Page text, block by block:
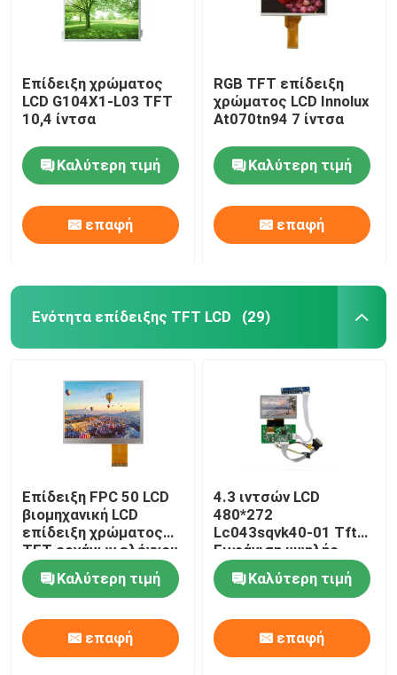
Επίδειξη χρώματος
LCD G104X1-L03 TFT
10,4 ίντσα
Καλύτερη τιμή
επαφή
RGB TFT επίδειξη
χρώματος LCD Innolux
At070tn94 7 ίντσα
Καλύτερη τιμή
επαφή
Ενότητα επίδειξης TFT LCD (29)
Επίδειξη FPC 50 LCD
βιομηχανική LCD
επίδειξη χρώματος
TFT οργάνων ελέγχου
καρφιτσών
Καλύτερη τιμή
επαφή
4.3 ιντσών LCD
480*272
Lc043sqvk40-01 Tft
Εμφάνιση υψηλής
ανάλυσης Ttl
Καλύτερη τιμή
επαφή